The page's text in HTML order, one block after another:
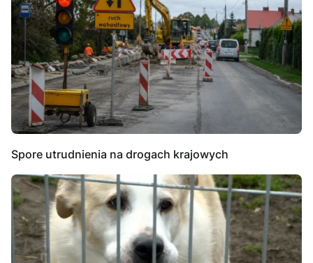
Spore utrudnienia na drogach krajowych